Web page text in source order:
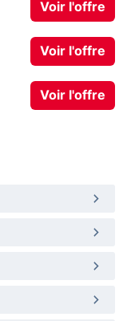
Voir l'offre
Voir l'offre
Voir l'offre